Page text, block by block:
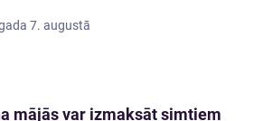
7. augustā
mājās var izmaksāt simtiem